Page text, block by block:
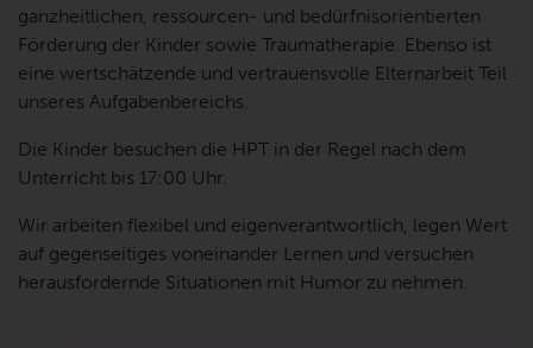
ganzheitlichen, ressourcen- und bedürfnisorientierten
Förderung der Kinder sowie Traumatherapie. Ebenso ist
eine wertschätzende und vertrauensvolle Elternarbeit Teil
unseres Aufgabenbereichs.
Die Kinder besuchen die HPT in der Regel nach dem
Unterricht bis 17:00 Uhr.
Wir arbeiten flexibel und eigenverantwortlich, legen Wert
auf gegenseitiges voneinander Lernen und versuchen
herausfordernde Situationen mit Humor zu nehmen.